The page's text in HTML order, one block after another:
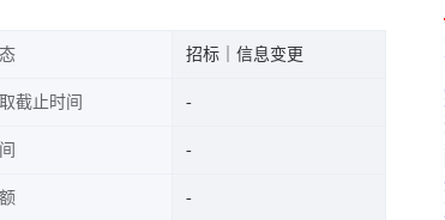
招标｜信息变更
截止时间